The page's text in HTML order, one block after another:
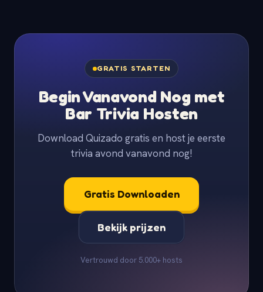
GRATIS STARTEN
Begin Vanavond Nog met
Bar Trivia Hosten
Download Quizado gratis en host je eerste
trivia avond vanavond nog!
Gratis Downloaden
Bekijk prijzen
Vertrouwd door 5.000+ hosts